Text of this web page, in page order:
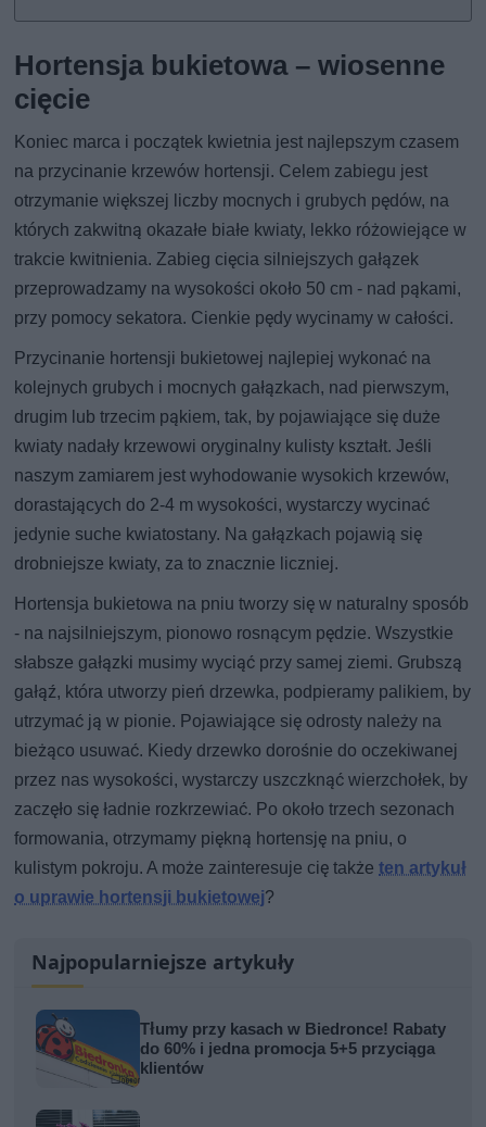
Hortensja bukietowa – wiosenne
cięcie
Koniec marca i początek kwietnia jest najlepszym czasem
na przycinanie krzewów hortensji. Celem zabiegu jest
otrzymanie większej liczby mocnych i grubych pędów, na
których zakwitną okazałe białe kwiaty, lekko różowiejące w
trakcie kwitnienia. Zabieg cięcia silniejszych gałązek
przeprowadzamy na wysokości około 50 cm - nad pąkami,
przy pomocy sekatora. Cienkie pędy wycinamy w całości.
Przycinanie hortensji bukietowej najlepiej wykonać na
kolejnych grubych i mocnych gałązkach, nad pierwszym,
drugim lub trzecim pąkiem, tak, by pojawiające się duże
kwiaty nadały krzewowi oryginalny kulisty kształt. Jeśli
naszym zamiarem jest wyhodowanie wysokich krzewów,
dorastających do 2-4 m wysokości, wystarczy wycinać
jedynie suche kwiatostany. Na gałązkach pojawią się
drobniejsze kwiaty, za to znacznie liczniej.
Hortensja bukietowa na pniu tworzy się w naturalny sposób
- na najsilniejszym, pionowo rosnącym pędzie. Wszystkie
słabsze gałązki musimy wyciąć przy samej ziemi. Grubszą
gałąź, która utworzy pień drzewka, podpieramy palikiem, by
utrzymać ją w pionie. Pojawiające się odrosty należy na
bieżąco usuwać. Kiedy drzewko dorośnie do oczekiwanej
przez nas wysokości, wystarczy uszczknąć wierzchołek, by
zaczęło się ładnie rozkrzewiać. Po około trzech sezonach
formowania, otrzymamy piękną hortensję na pniu, o
kulistym pokroju. A może zainteresuje cię takżeten artykuł
o uprawie hortensji bukietowej?
Najpopularniejsze artykuły
Tłumy przy kasach w Biedronce! Rabaty
do 60% i jedna promocja 5+5 przyciąga
klientów